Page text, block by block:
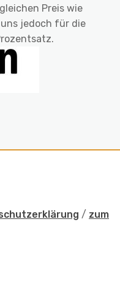
Preis wie
jedoch für die
/ zum